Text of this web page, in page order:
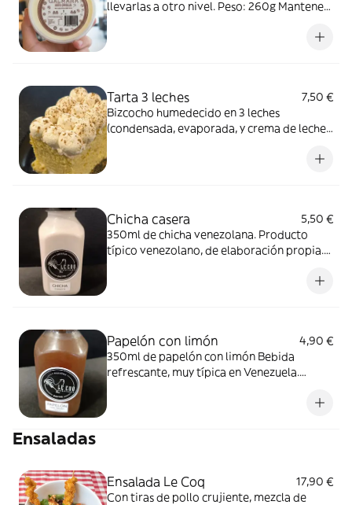
llevarlas a otro nivel. Peso: 260g Mantener
Tarta 3 leches
7,50 €
Bizcocho humedecido en 3 leches
(condensada, evaporada, y crema de leche).
Chicha casera
5,50 €
350ml de chicha venezolana. Producto
típico venezolano, de elaboración propia.
Papelón con limón
4,90 €
350ml de papelón con limón Bebida
refrescante, muy típica en Venezuela.
refrigerado entre 3° y 5° Consumir una vez
Ensaladas
Ensalada Le Coq
17,90 €
Con tiras de pollo crujiente, mezcla de